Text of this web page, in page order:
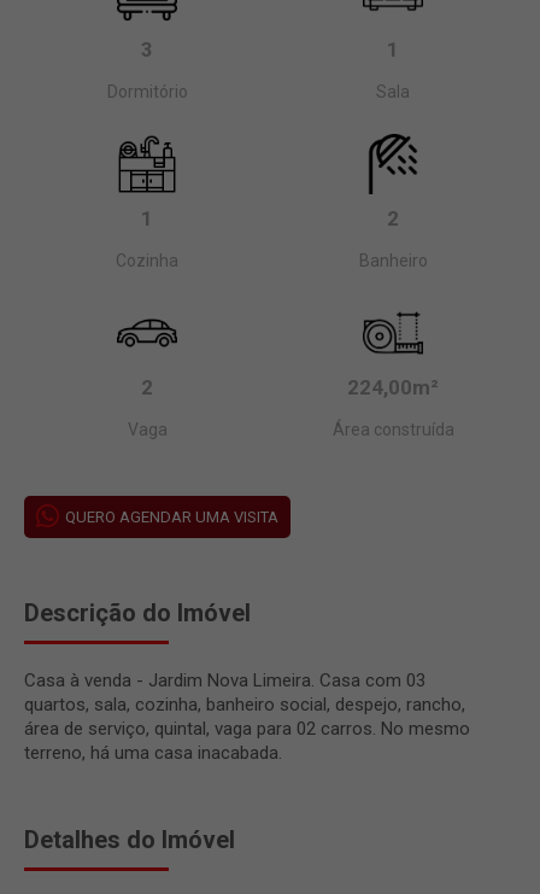
3
Dormitório
1
Sala
1
Cozinha
2
Banheiro
2
Vaga
224,00m²
Área construída
QUERO AGENDAR UMA VISITA
Descrição do Imóvel
Casa à venda - Jardim Nova Limeira. Casa com 03
quartos, sala, cozinha, banheiro social, despejo, rancho,
área de serviço, quintal, vaga para 02 carros. No mesmo
terreno, há uma casa inacabada.
Detalhes do Imóvel